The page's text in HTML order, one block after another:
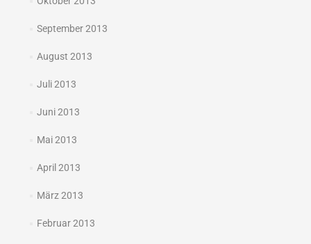
September 2013
August 2013
Juli 2013
Juni 2013
Mai 2013
April 2013
März 2013
Februar 2013